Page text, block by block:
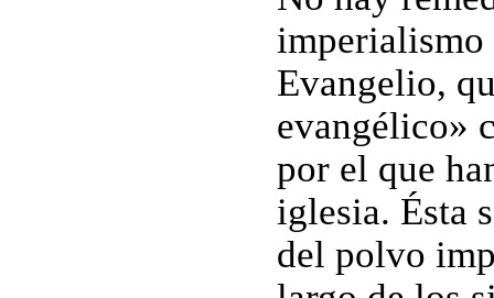
imperialismo
Evangelio,
evangélico»
por el que
iglesia. Ésta
del polvo